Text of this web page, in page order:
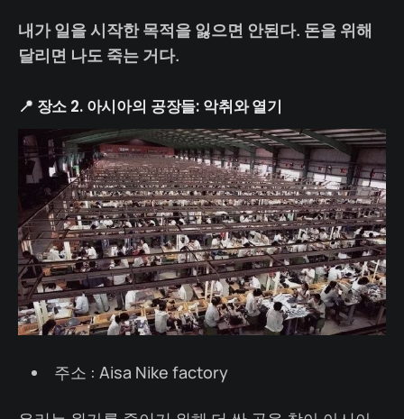
내가 일을 시작한 목적을 잃으면 안된다. 돈을 위해
달리면 나도 죽는 거다.
📍 장소 2. 아시아의 공장들: 악취와 열기
주소 : Aisa Nike factory